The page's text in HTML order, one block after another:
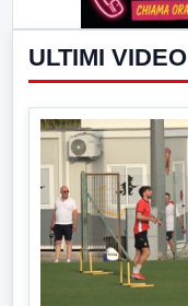
ULTIMI VIDEO